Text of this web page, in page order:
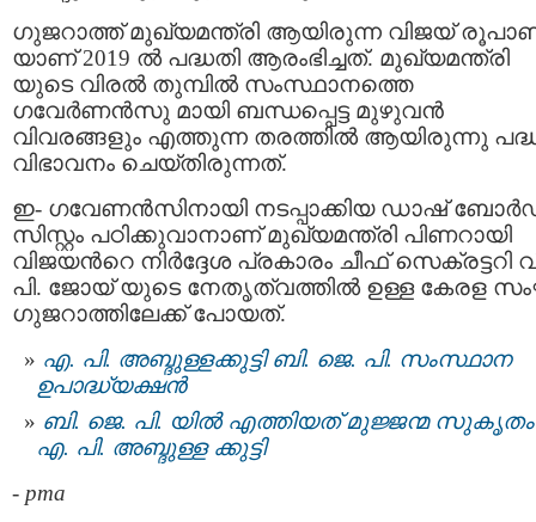
ഗുജറാത്ത് മുഖ്യമന്ത്രി ആയിരുന്ന വിജയ്
യാണ് 2019 ല്‍ പദ്ധതി ആരംഭിച്ചത്. മുഖ്യമന്ത്രി
യുടെ വിരൽ തുമ്പിൽ സംസ്ഥാനത്തെ
ഗവേർണൻസു മായി ബന്ധപ്പെട്ട മുഴുവൻ
വിവരങ്ങളും എത്തുന്ന തരത്തില്‍ ആയിരുന്നു
വിഭാവനം ചെയ്തിരുന്നത്.
ഇ- ഗവേണന്‍സിനായി നടപ്പാക്കിയ ഡാഷ്‌
സിസ്റ്റം പഠിക്കുവാനാണ് മുഖ്യമന്ത്രി പിണറായി
വിജയന്‍റെ നിര്‍ദ്ദേശ പ്രകാരം ചീഫ് സെക്രട്ടറി
പി. ജോയ് യുടെ നേതൃത്വത്തില്‍ ഉള്ള കേരള
ഗുജറാത്തിലേക്ക് പോയത്.
എ. പി. അബ്ദുള്ളക്കുട്ടി ബി. ജെ. പി. സംസ്ഥാന
ഉപാദ്ധ്യക്ഷന്‍
ബി. ജെ. പി. യില്‍ എത്തിയത് മുജ്ജന്മ സുകൃതം
എ. പി. അബ്ദുള്ള ക്കുട്ടി
- pma